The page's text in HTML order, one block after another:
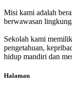
Misi kami adalah
berwawasan
Sekolah kami
pengetahuan,
hidup mandiri dan
Halaman